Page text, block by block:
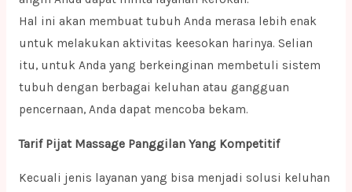
Hal ini akan membuat tubuh Anda merasa lebih enak
untuk melakukan aktivitas keesokan harinya. Selian
itu, untuk Anda yang berkeinginan membetuli sistem
tubuh dengan berbagai keluhan atau gangguan
pencernaan, Anda dapat mencoba bekam.
Tarif Pijat Massage Panggilan Yang Kompetitif
Kecuali jenis layanan yang bisa menjadi solusi keluhan